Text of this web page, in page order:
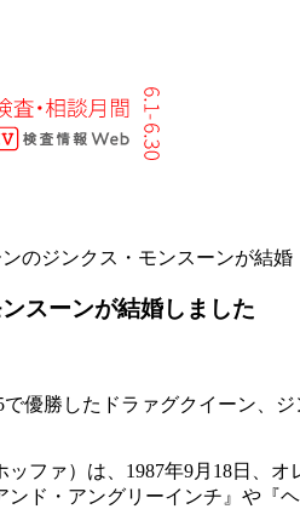
のジンクス・モンスーンが結婚
スーンが結婚しました
優勝したドラァグクイーン、
ファ）は、1987年9月18日、
ド・アングリーインチ』や